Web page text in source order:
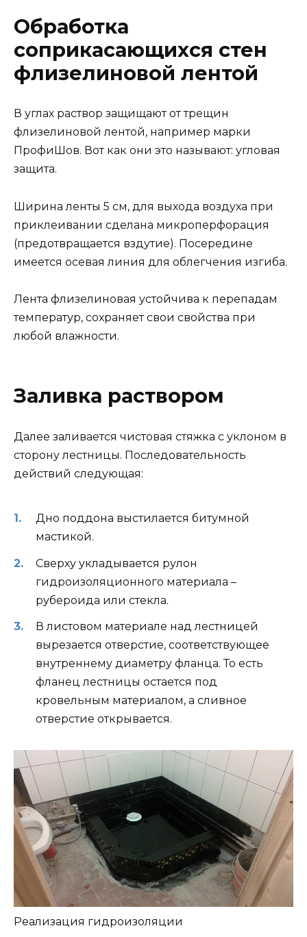
Обработка
соприкасающихся стен
флизелиновой лентой
В углах раствор защищают от трещин
флизелиновой лентой, например марки
ПрофиШов. Вот как они это называют: угловая
защита.
Ширина ленты 5 см, для выхода воздуха при
приклеивании сделана микроперфорация
(предотвращается вздутие). Посередине
имеется осевая линия для облегчения изгиба.
Лента флизелиновая устойчива к перепадам
температур, сохраняет свои свойства при
любой влажности.
Заливка раствором
Далее заливается чистовая стяжка с уклоном в
сторону лестницы. Последовательность
действий следующая:
Дно поддона выстилается битумной
мастикой.
Сверху укладывается рулон
гидроизоляционного материала –
рубероида или стекла.
В листовом материале над лестницей
вырезается отверстие, соответствующее
внутреннему диаметру фланца. То есть
фланец лестницы остается под
кровельным материалом, а сливное
отверстие открывается.
Реализация гидроизоляции